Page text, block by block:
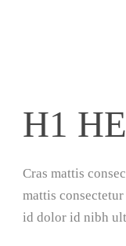
H1
Cras mattis
mattis
id dolor id nibh